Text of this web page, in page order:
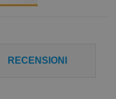
RECENSIONI